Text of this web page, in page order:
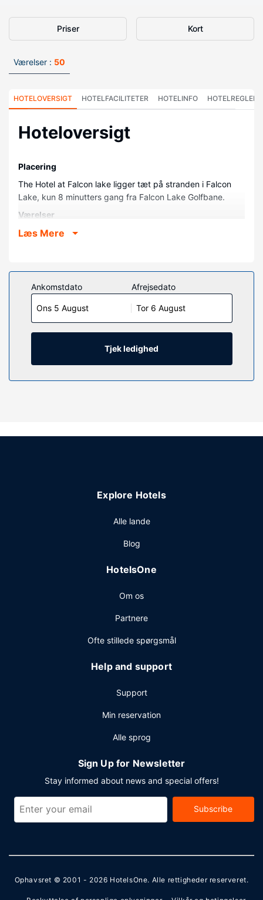
Priser Kort
Værelser : 50
HOTELOVERSIGT HOTELFACILITETER HOTELINFO HOTELREGLER
Hoteloversigt
Placering
The Hotel at Falcon lake ligger tæt på stranden i Falcon
Lake, kun 8 minutters gang fra Falcon Lake Golfbane.
Værelser
Føl dig hjemme i et af de 50 aircondition-afkølede
telefoner og gratis teposer/instantkaffe, og rengøring
udføres dagligt.
Nyd godt af en lang række rekreative faciliteter på stedet,
inklusive en vandrutsjebane, en sauna og et fitnesscenter.
Andre faciliteter på dette hotel inkluderer gratis trådløs
renseri/vaskeservice og en flersproget medarbejderstab.
konferencecenter og mødelokaler. Gratis selvstændig
Læs Mere
Ankomstdato
Ons 5 August
Afrejsedato
Tor 6 August
Tjek ledighed
Explore Hotels
Alle lande
Blog
HotelsOne
Om os
Partnere
Ofte stillede spørgsmål
Help and support
Support
Min reservation
Alle sprog
Sign Up for Newsletter
Stay informed about news and special offers!
Subscribe
Ophavsret © 2001 - 2026 HotelsOne. Alle rettigheder reserveret.